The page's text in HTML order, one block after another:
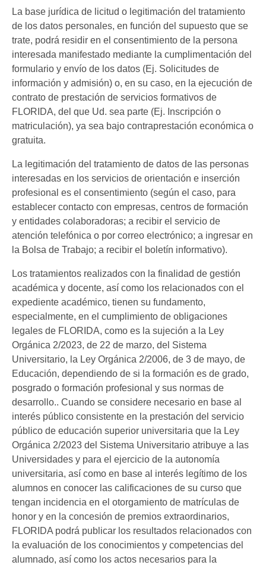
La base jurídica de licitud o legitimación del tratamiento
de los datos personales, en función del supuesto que se
trate, podrá residir en el consentimiento de la persona
interesada manifestado mediante la cumplimentación del
formulario y envío de los datos (Ej. Solicitudes de
información y admisión) o, en su caso, en la ejecución de
contrato de prestación de servicios formativos de
FLORIDA, del que Ud. sea parte (Ej. Inscripción o
matriculación), ya sea bajo contraprestación económica o
gratuita.
La legitimación del tratamiento de datos de las personas
interesadas en los servicios de orientación e inserción
profesional es el consentimiento (según el caso, para
establecer contacto con empresas, centros de formación
y entidades colaboradoras; a recibir el servicio de
atención telefónica o por correo electrónico; a ingresar en
la Bolsa de Trabajo; a recibir el boletín informativo).
Los tratamientos realizados con la finalidad de gestión
académica y docente, así como los relacionados con el
expediente académico, tienen su fundamento,
especialmente, en el cumplimiento de obligaciones
legales de FLORIDA, como es la sujeción a la Ley
Orgánica 2/2023, de 22 de marzo, del Sistema
Universitario, la Ley Orgánica 2/2006, de 3 de mayo, de
Educación, dependiendo de si la formación es de grado,
posgrado o formación profesional y sus normas de
desarrollo.. Cuando se considere necesario en base al
interés público consistente en la prestación del servicio
público de educación superior universitaria que la Ley
Orgánica 2/2023 del Sistema Universitario atribuye a las
Universidades y para el ejercicio de la autonomía
universitaria, así como en base al interés legítimo de los
alumnos en conocer las calificaciones de su curso que
tengan incidencia en el otorgamiento de matrículas de
honor y en la concesión de premios extraordinarios,
FLORIDA podrá publicar los resultados relacionados con
la evaluación de los conocimientos y competencias del
alumnado, así como los actos necesarios para la